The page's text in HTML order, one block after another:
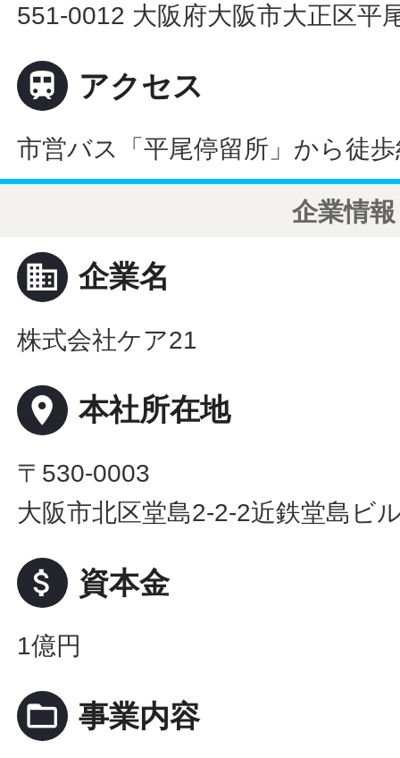
551-0012 大阪府大阪市大正区平
 アクセス
市営バス「平尾停留所」から徒
企業情報
business 企業名
株式会社ケア21
place 本社所在地
〒530-0003
大阪市北区堂島2-2-2近鉄堂島ビ
attach_money 資本金
1億円
folder_open 事業内容